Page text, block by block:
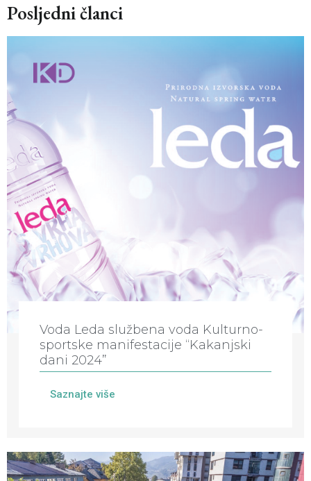
Posljedni članci
Voda Leda službena voda Kulturno-
sportske manifestacije “Kakanjski
dani 2024”
Saznajte više